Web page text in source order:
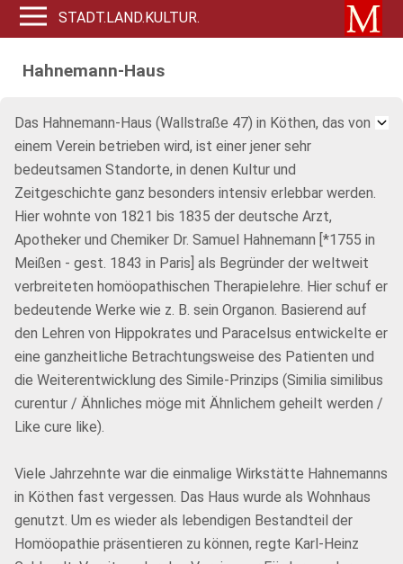
STADT.LAND.KULTUR.
Hahnemann-Haus
Das Hahnemann-Haus (Wallstraße 47) in Köthen, das von
einem Verein betrieben wird, ist einer jener sehr
bedeutsamen Standorte, in denen Kultur und
Zeitgeschichte ganz besonders intensiv erlebbar werden.
Hier wohnte von 1821 bis 1835 der deutsche Arzt,
Apotheker und Chemiker Dr. Samuel Hahnemann [*1755 in
Meißen - gest. 1843 in Paris] als Begründer der weltweit
verbreiteten homöopathischen Therapielehre. Hier schuf er
bedeutende Werke wie z. B. sein Organon. Basierend auf
den Lehren von Hippokrates und Paracelsus entwickelte er
eine ganzheitliche Betrachtungsweise des Patienten und
die Weiterentwicklung des Simile-Prinzips (Similia similibus
curentur / Ähnliches möge mit Ähnlichem geheilt werden /
Like cure like).
Viele Jahrzehnte war die einmalige Wirkstätte Hahnemanns
in Köthen fast vergessen. Das Haus wurde als Wohnhaus
genutzt. Um es wieder als lebendigen Bestandteil der
Homöopathie präsentieren zu können, regte Karl-Heinz